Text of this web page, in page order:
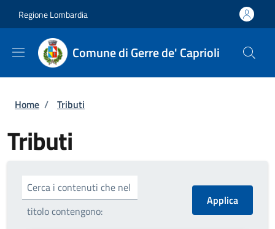
Regione Lombardia
Comune di Gerre de' Caprioli
Briciole di pane
Home / Tributi
Tributi
Cerca i contenuti che nel
titolo contengono: